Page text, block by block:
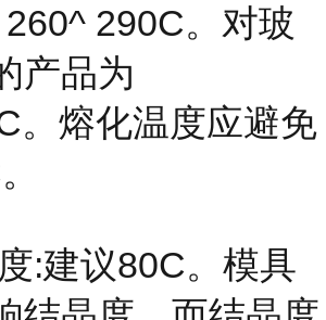
290C。对玻
产品为
。熔化温度应避免
:建议80C。模具